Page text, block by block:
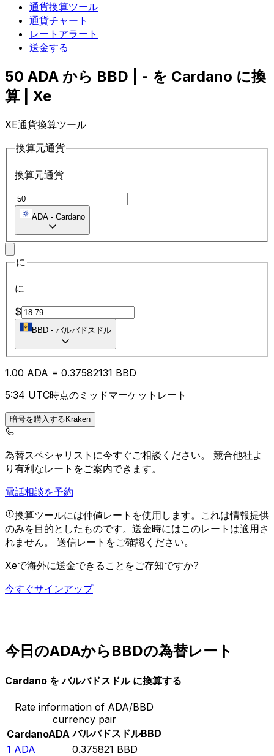
通貨換算ツール
通貨チャート
レートアラート
送金する
50 ADA から BBD | - を Cardano に換
算 | Xe
XE通貨換算ツール
換算元通貨
換算元通貨
ADA - Cardano
に
に
$
BBD - バルバドスドル
1.00 ADA = 0.37582131 BBD
5:34 UTC時点のミッドマーケットレート
暗号を購入するKraken
為替スペシャリストに今すぐご相談ください。 競合他社よ
り有利なレートをご案内できます。
電話相談を予約
換算ツールには仲値レートを使用します。これは情報提供
のみを目的としたものです。送金時にはこのレートは適用さ
れません。 送信レートをご確認ください。
Xeで海外に送金できることをご存知ですか?
今すぐサインアップ
今日のADAからBBDの為替レート
Cardano を バルバドスドル に換算する
Rate information of ADA/BBD
currency pair
CardanoADA バルバドスドルBBD
1 ADA 0.375821 BBD